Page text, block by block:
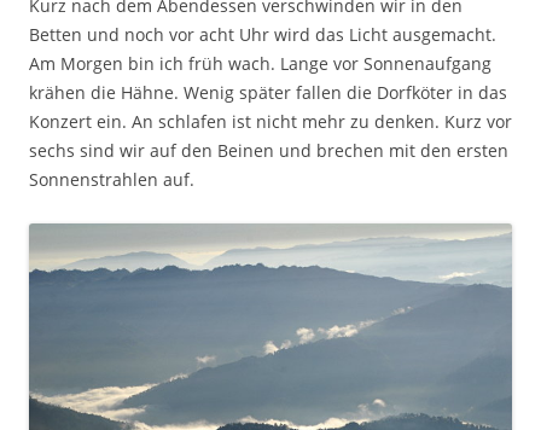
Kurz nach dem Abendessen verschwinden wir in den
Betten und noch vor acht Uhr wird das Licht ausgemacht.
Am Morgen bin ich früh wach. Lange vor Sonnenaufgang
krähen die Hähne. Wenig später fallen die Dorfköter in das
Konzert ein. An schlafen ist nicht mehr zu denken. Kurz vor
sechs sind wir auf den Beinen und brechen mit den ersten
Sonnenstrahlen auf.